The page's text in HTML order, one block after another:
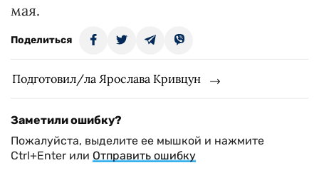
мая.
Поделиться
Подготовил/ла Ярослава Кривцун
Заметили ошибку?
Пожалуйста, выделите ее мышкой и нажмите
Ctrl+Enter или Отправить ошибку